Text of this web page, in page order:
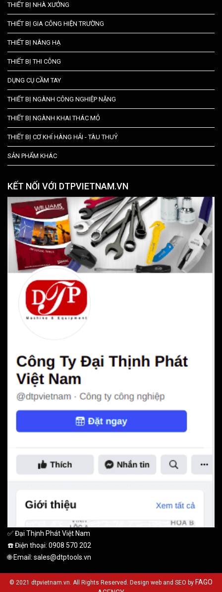
THIẾT BỊ NHÀ XƯỞNG
THIẾT BỊ GIA CÔNG HIỆN TRƯỜNG
THIẾT BỊ NÂNG HẠ
THIẾT BỊ THI CÔNG
DỤNG CỤ CẦM TAY
THIẾT BỊ NGÀNH CÔNG NGHIỆP NẶNG
THIẾT BỊ NGÀNH KHAI THÁC MỎ
THIẾT BỊ CƠ KHÍ HÀNG HẢI - TÀU THUỶ
SẢN PHẨM KHÁC
KẾT NỐI VỚI DTPVIETNAM.VN
✅ Đại Thịnh Phát Việt Nam
☎️ Điện thoại: 0908 570 202
🌐 Email: sales@dtptools.vn
© 2021 dtpvietnam.vn. All Rights Reserved. Design web and SEO by FAGO